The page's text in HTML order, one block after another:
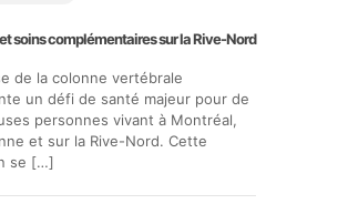
soins complémentaires sur la Rive-Nord
de la colonne vertébrale
un défi de santé majeur pour de
personnes vivant à Montréal,
et sur la Rive-Nord. Cette
se […]